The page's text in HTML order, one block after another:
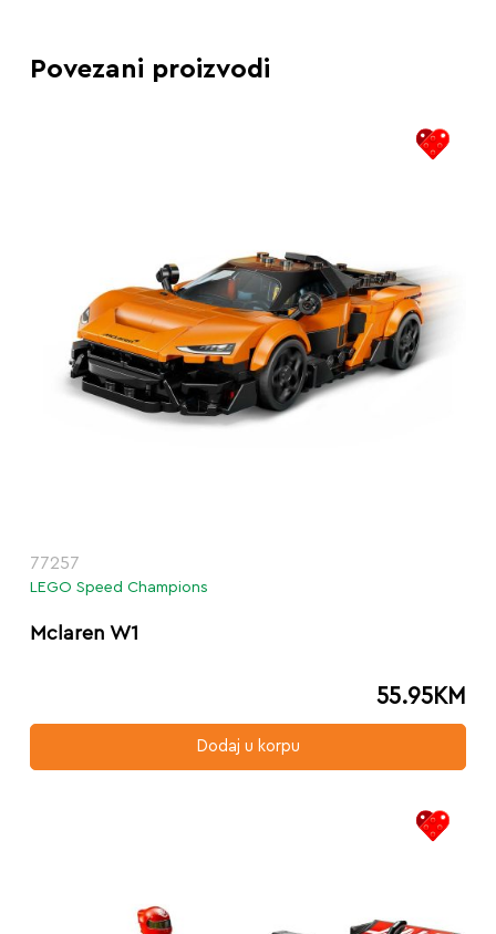
Povezani proizvodi
77257
LEGO Speed Champions
Mclaren W1
55.95KM
Dodaj u korpu